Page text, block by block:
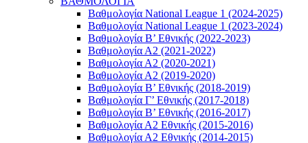
Βαθμολογία National League 1 (2024-2025)
Βαθμολογία National League 1 (2023-2024)
Βαθμολογία Β’ Εθνικής (2022-2023)
Βαθμολογία Α2 (2021-2022)
Βαθμολογία Α2 (2020-2021)
Βαθμολογία Α2 (2019-2020)
Βαθμολογία B’ Εθνικής (2018-2019)
Βαθμολογία Γ’ Εθνικής (2017-2018)
Βαθμολογία Β’ Εθνικής (2016-2017)
Βαθμολογία Α2 Εθνικής (2015-2016)
Βαθμολογία Α2 Εθνικής (2014-2015)